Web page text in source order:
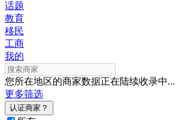
话题
教育
移民
工商
我的
您所在地区的商家数据正在陆续收录中...
更多筛选
认证商家？